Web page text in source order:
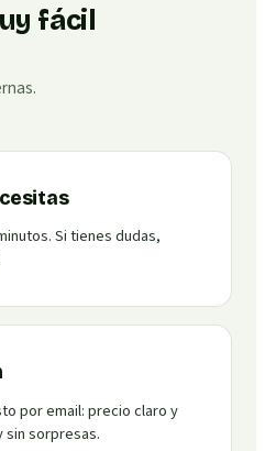
fácil
Si tienes dudas,
por email: precio claro y
sin sorpresas.